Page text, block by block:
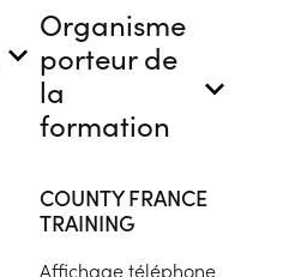
Organisme
porteur de
la
formation
COUNTY FRANCE
TRAINING
Affichage téléphone